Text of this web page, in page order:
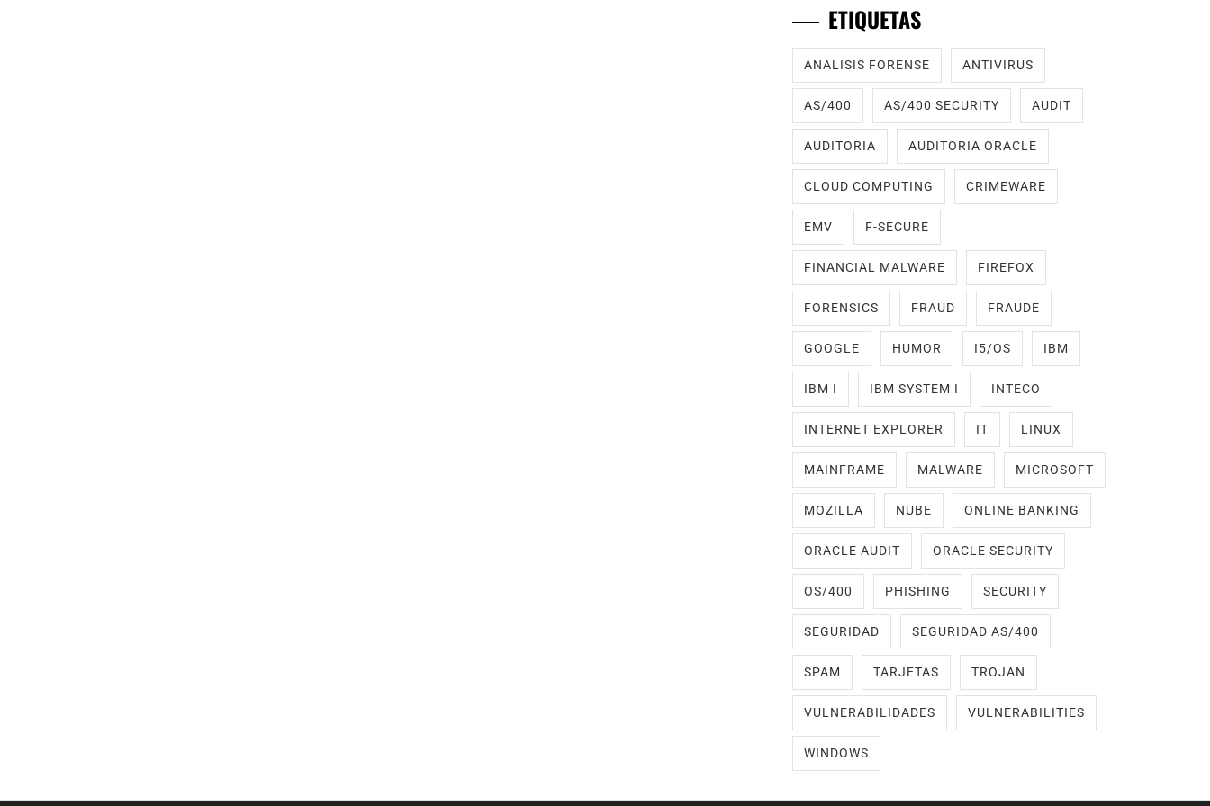
ETIQUETAS
ANALISIS FORENSE ANTIVIRUS
AS/400 AS/400 SECURITY AUDIT
AUDITORIA AUDITORIA ORACLE
CLOUD COMPUTING CRIMEWARE
EMV F-SECURE
FINANCIAL MALWARE FIREFOX
FORENSICS FRAUD FRAUDE
GOOGLE HUMOR I5/OS IBM
IBM I IBM SYSTEM I INTECO
INTERNET EXPLORER IT LINUX
MAINFRAME MALWARE MICROSOFT
MOZILLA NUBE ONLINE BANKING
ORACLE AUDIT ORACLE SECURITY
OS/400 PHISHING SECURITY
SEGURIDAD SEGURIDAD AS/400
SPAM TARJETAS TROJAN
VULNERABILIDADES VULNERABILITIES
WINDOWS